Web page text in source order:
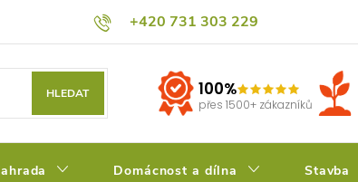
+420 731 303 229
ochrany osobních údajů Pěstitelský blog
HLEDAT 100%
přes 1500+ zákazníků
Domácnost a dílna Stavba